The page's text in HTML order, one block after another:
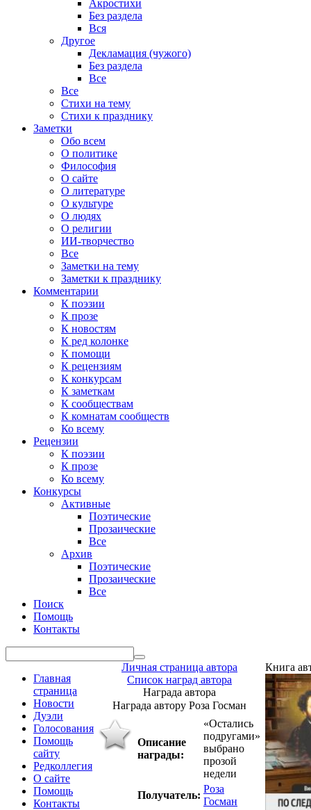
Акростихи
Без раздела
Вся
Другое
Декламация (чужого)
Без раздела
Все
Все
Стихи на тему
Стихи к празднику
Заметки
Обо всем
О политике
Философия
О сайте
О литературе
О культуре
О людях
О религии
ИИ-творчество
Все
Заметки на тему
Заметки к празднику
Комментарии
К поэзии
К прозе
К новостям
К ред колонке
К помощи
К рецензиям
К конкурсам
К заметкам
К сообществам
К комнатам сообществ
Ко всему
Рецензии
К поэзии
К прозе
Ко всему
Конкурсы
Активные
Поэтические
Прозаические
Все
Архив
Поэтические
Прозаические
Все
Поиск
Помощь
Контакты
Главная
страница
Новости
Дуэли
Голосования
Помощь
сайту
Редколлегия
О сайте
Помощь
Контакты
Личная страница автора
Список наград автора
Награда автора
Награда автору Роза Госман
Описание
награды:
«Остались
подругами»
выбрано
прозой
недели
Получатель:
Роза
Госман
Книга